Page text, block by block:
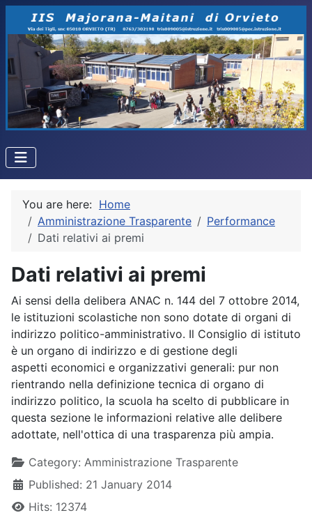
You are here: Home
Amministrazione Trasparente
Performance
Dati relativi ai premi
Dati relativi ai premi
Ai sensi della delibera ANAC n. 144 del 7 ottobre 2014,
le istituzioni scolastiche non sono dotate di organi di
indirizzo politico-amministrativo. Il Consiglio di istituto
è un organo di indirizzo e di gestione degli
aspetti economici e organizzativi generali: pur non
rientrando nella definizione tecnica di organo di
indirizzo politico, la scuola ha scelto di pubblicare in
questa sezione le informazioni relative alle delibere
adottate, nell'ottica di una trasparenza più ampia.
DetailsCategory: Amministrazione Trasparente
Published: 21 January 2014
Hits: 12374